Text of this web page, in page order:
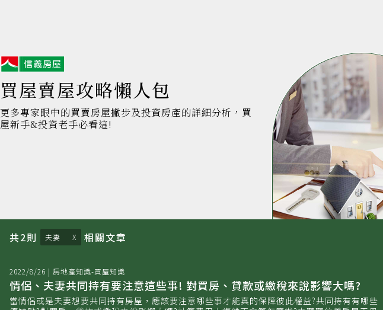
屋
買屋賣屋攻略懶人包
更多專家眼中的買賣房屋撇步及投資房產的詳細分析，買
屋新手&投資老手必看這!
共2則 夫妻 相關文章
2022/8/26 | 房地產知識-買屋知識
情侶、夫妻共同持有要注意這些事! 對買房、貸款或繳稅來說影響大嗎?
當情侶或是夫妻想要共同持有房屋，應該要注意哪些事才能真的保障彼此權益?共同持有有哪些